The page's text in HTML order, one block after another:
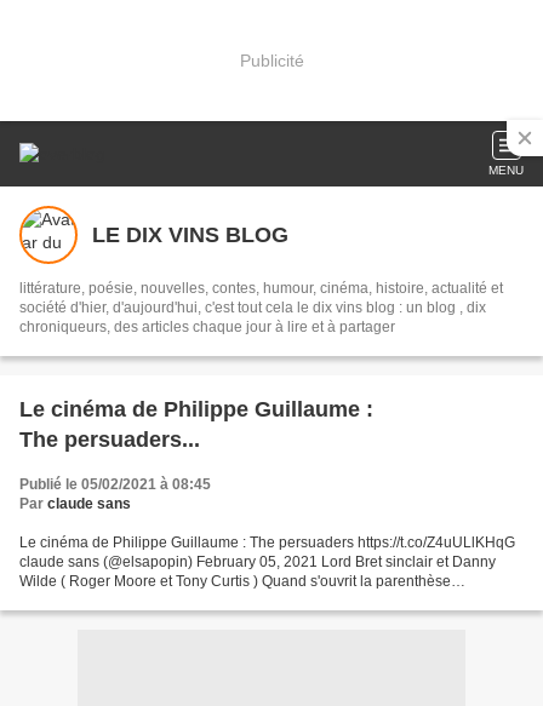
Publicité
MENU
LE DIX VINS BLOG
littérature, poésie, nouvelles, contes, humour, cinéma, histoire, actualité et
société d'hier, d'aujourd'hui, c'est tout cela le dix vins blog : un blog , dix
chroniqueurs, des articles chaque jour à lire et à partager
Le cinéma de Philippe Guillaume :
The persuaders...
Publié le 05/02/2021 à 08:45
Par claude sans
Le cinéma de Philippe Guillaume : The persuaders https://t.co/Z4uULlKHqG
claude sans (@elsapopin) February 05, 2021 Lord Bret sinclair et Danny
Wilde ( Roger Moore et Tony Curtis ) Quand s'ouvrit la parenthèse